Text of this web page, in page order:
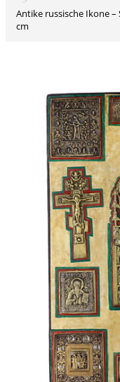
Antike russische Ikone – Staurothek mit Bronzeikonen, 18–19 Jh, 75 × 67
cm